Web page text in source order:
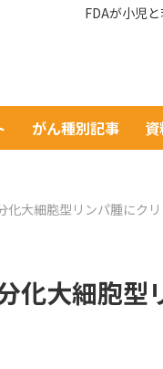
FDAが小児
がん種別記事
化大細胞型リンパ腫にク
化大細胞型